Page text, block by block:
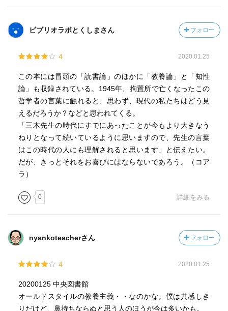
ビブリオラボとくしまさん フォロー
4 2020.01.25
この本には冒頭の「読書論」のほかに「教養論」と「知性
論」も収録されている。1945年、拘置所で亡くなったこの
哲学者の言葉に触れると、思わず、現代の私たちはどう見
えるだろうか？などと思われてくる。
「三木先生の時代にすでにあったことが今もより大きなう
ねりとなって続いているように思いますので、先生の言葉
はこの時代の人にも理解されると思います」と伝えたい。
だが、きっとそれをお喜びにはならないであろう。（コア
ラ）
0 詳細をみる
nyankoteacherさん フォロー
4 2020.01.25
20200125 中央図書館
オールドスタイルの教養主義・・なのかな。僕は共感しき
りだけど、鼻持ちならぬと思う人のほうが今は多いかも。